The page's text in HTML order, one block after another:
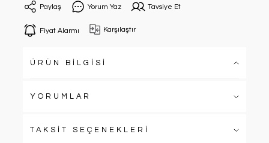
Paylaş Yorum Yaz Tavsiye Et
Fiyat Alarmı Karşılaştır
ÜRÜN BİLGİSİ
YORUMLAR
TAKSİT SEÇENEKLERİ